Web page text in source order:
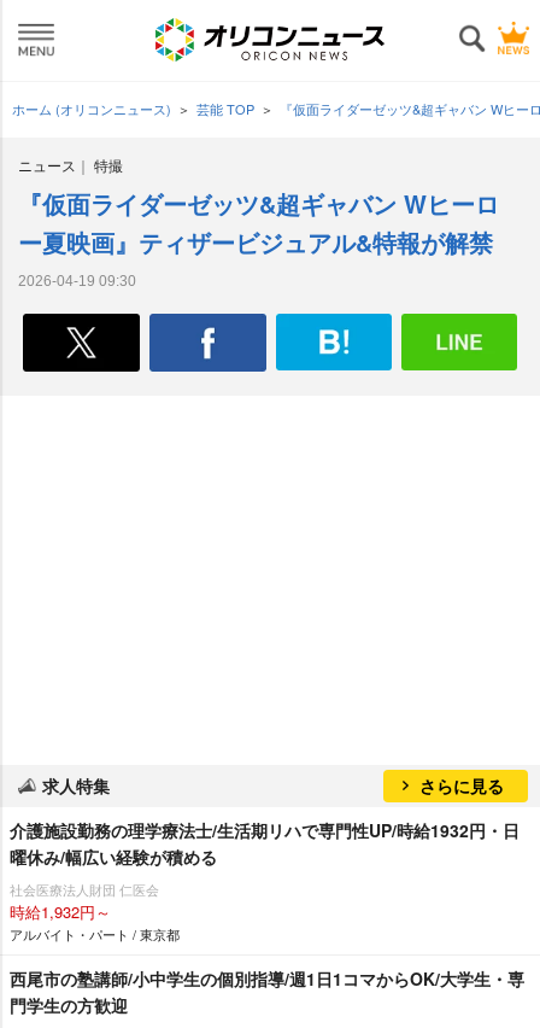
ホーム (オリコンニュース) 芸能 TOP 『仮面ライダーゼッツ&超ギャバン Wヒ
ニュース 特撮
『仮面ライダーゼッツ&超ギャバン Wヒーロ
ー夏映画』ティザービジュアル&特報が解禁
2026-04-19 09:30
求人特集
さらに見る
介護施設勤務の理学療法士/生活期リハで専門性UP/時給1932円・日
曜休み/幅広い経験が積める
社会医療法人財団 仁医会
時給1,932円～
アルバイト・パート / 東京都
西尾市の塾講師/小中学生の個別指導/週1日1コマからOK/大学生・専
門学生の方歓迎